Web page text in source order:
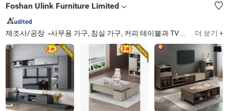
Foshan Ulink Furniture Limited
제조사/공장 사무용 가구, 침실 가구, 커피 테이블과 TV 스탠드, 거실 가구, 식탁 가구 더 보기 +